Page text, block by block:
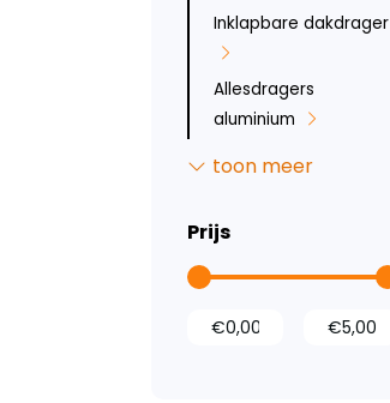
Inklapbare dakdrager
Allesdragers
aluminium
Roof-railsystem
Sidebars
Opstaptreden
toon meer
Prijs